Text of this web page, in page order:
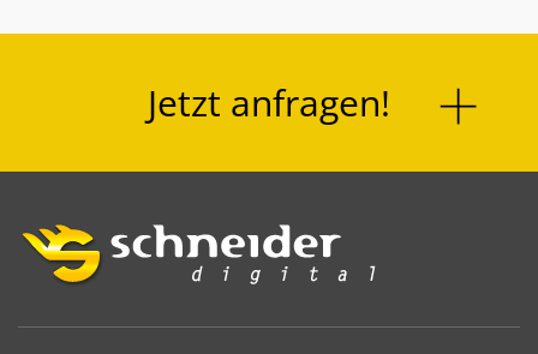
Jetzt anfragen!